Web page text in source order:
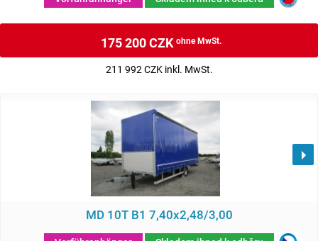
175 200 CZKohne MwSt.
211 992 CZK inkl. MwSt.
MD 10T B1 7,40x2,48/3,00